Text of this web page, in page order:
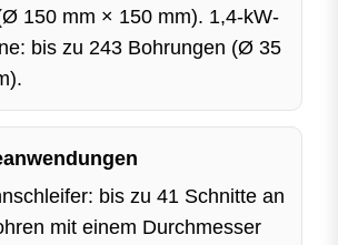
150 mm × 150 mm). 1,4-kW-
bis zu 243 Bohrungen (Ø 35
bis zu 41 Schnitte an
mit einem Durchmesser